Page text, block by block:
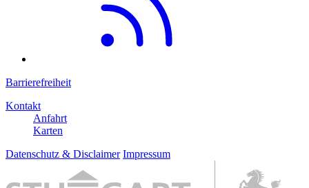
Barrierefreiheit
Kontakt
Anfahrt
Karten
Datenschutz & Disclaimer Impressum